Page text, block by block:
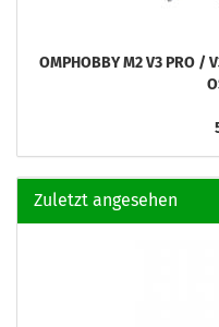
OMPHOBBY M2 V3 PRO
Zuletzt angesehen